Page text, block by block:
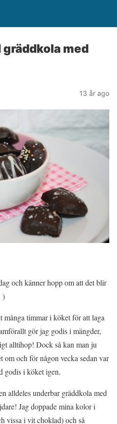
med
13 år ago
och känner hopp om att det blir
)
timmar i köket för att laga
gör jag godis i mängder,
alltihop! Dock så kan man ju
om och för någon vecka sedan var
godis i köket igen.
alldeles underbar gräddkola med
Jag doppade mina kolor i
vissa i vit choklad) och så